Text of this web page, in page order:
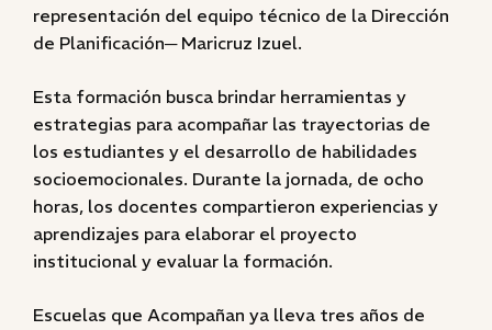
representación del equipo técnico de la Dirección
de Planificación─ Maricruz Izuel.
Esta formación busca brindar herramientas y
estrategias para acompañar las trayectorias de
los estudiantes y el desarrollo de habilidades
socioemocionales. Durante la jornada, de ocho
horas, los docentes compartieron experiencias y
aprendizajes para elaborar el proyecto
institucional y evaluar la formación.
Escuelas que Acompañan ya lleva tres años de